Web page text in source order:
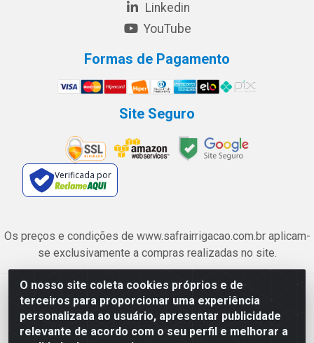
O nosso site coleta cookies próprios e de
terceiros para proporcionar uma experiência
personalizada ao usuário, apresentar publicidade
relevante de acordo com o seu perfil e melhorar a
Linkedin
YouTube
Formas de Pagamento
Site Seguro
Verificada por
Os preços e condições de www.safrairrigacao.com.br aplicam-
se exclusivamente a compras realizadas no site.
Safra Agrícola e Pecuária LTDA - Avenida Castelo Branco, 5330 -
Esplanada dos Anicuns, Goiânia/GO - CEP 74.433-205 - CNPJ
06.315.490/0001-00